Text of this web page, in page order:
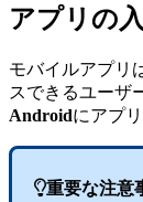
アプリの
モバイルアプリ
スできるユーザ
Androidにアプ
重要な注意